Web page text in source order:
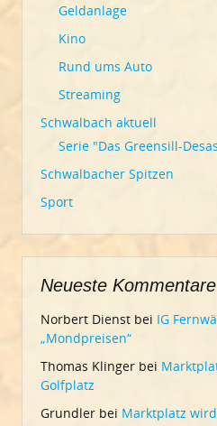
Geldanlage
Kino
Rund ums Auto
Streaming
Schwalbach aktuell
Serie "Das Greensill-
Schwalbacher Spitzen
Sport
Neueste Kommentare
Norbert Dienst bei IG
„Mondpreisen“
Thomas Klinger bei
Golfplatz
Grundler bei Marktplatz